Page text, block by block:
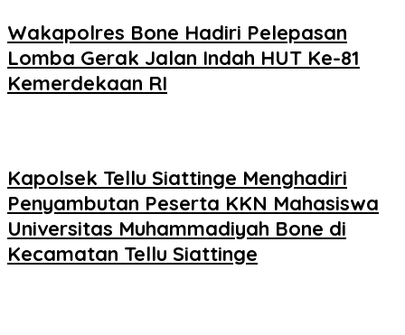
Wakapolres Bone Hadiri Pelepasan
Lomba Gerak Jalan Indah HUT Ke-81
Kemerdekaan RI
Kapolsek Tellu Siattinge Menghadiri
Penyambutan Peserta KKN Mahasiswa
Universitas Muhammadiyah Bone di
Kecamatan Tellu Siattinge